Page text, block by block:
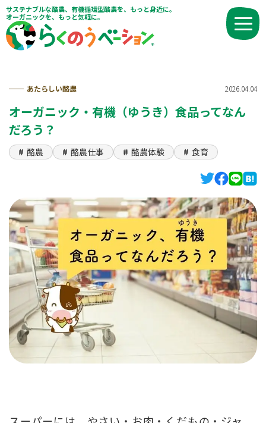
サステナブルな酪農、有機循環型酪農を、もっと身近に。
オーガニックを、もっと気軽に。
あたらしい酪農 2026.04.04
オーガニック・有機（ゆうき）食品ってなん
だろう？
酪農 酪農仕事 酪農体験 食育